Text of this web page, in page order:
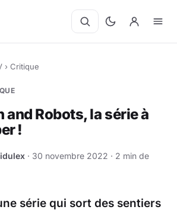
› Critique
and Robots, la série à
!
· 30 novembre 2022 · 2 min de
série qui sort des sentiers